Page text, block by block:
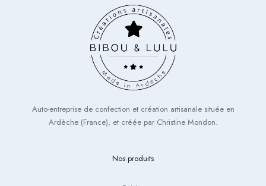
Auto-entreprise de confection et création artisanale située en
Ardèche (France), et créée par Christine Mondon.
Nos produits